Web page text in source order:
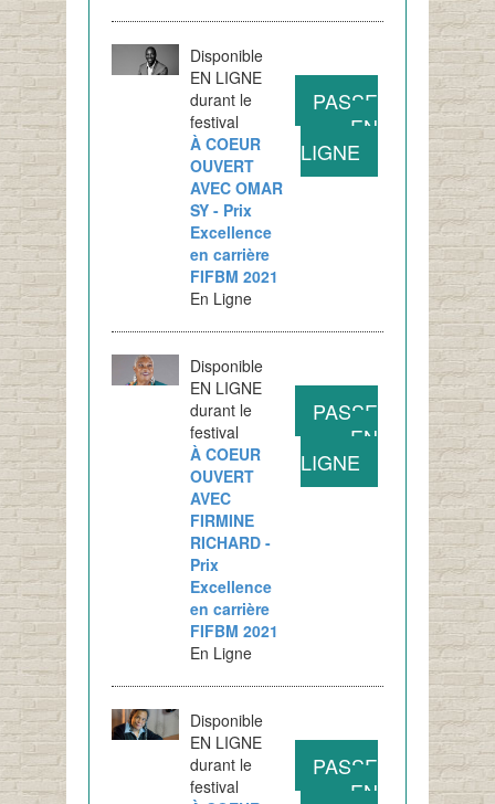
Disponible
EN LIGNE
durant le
festival
À COEUR
OUVERT
AVEC OMAR
SY - Prix
Excellence
en carrière
FIFBM 2021
En Ligne
PASSE
EN
LIGNE
Disponible
EN LIGNE
durant le
festival
À COEUR
OUVERT
AVEC
FIRMINE
RICHARD -
Prix
Excellence
en carrière
FIFBM 2021
En Ligne
PASSE
EN
LIGNE
Disponible
EN LIGNE
durant le
festival
PASSE
EN